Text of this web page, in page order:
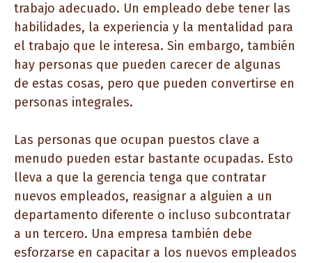
trabajo adecuado. Un empleado debe tener las
habilidades, la experiencia y la mentalidad para
el trabajo que le interesa. Sin embargo, también
hay personas que pueden carecer de algunas
de estas cosas, pero que pueden convertirse en
personas integrales.
Las personas que ocupan puestos clave a
menudo pueden estar bastante ocupadas. Esto
lleva a que la gerencia tenga que contratar
nuevos empleados, reasignar a alguien a un
departamento diferente o incluso subcontratar
a un tercero. Una empresa también debe
esforzarse en capacitar a los nuevos empleados